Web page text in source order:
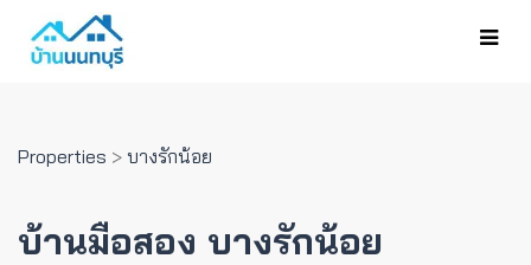
Properties > บางรักน้อย
บ้านมือสอง บางรักน้อย